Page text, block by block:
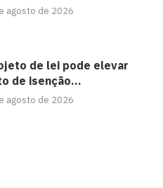
agosto de 2026
de lei pode elevar
de isenção...
agosto de 2026